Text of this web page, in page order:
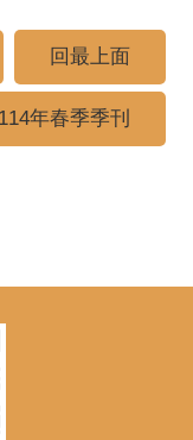
回最上面
114年春季季刊